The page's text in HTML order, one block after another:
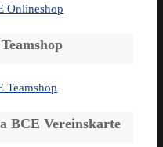
BCE Vereinskarte